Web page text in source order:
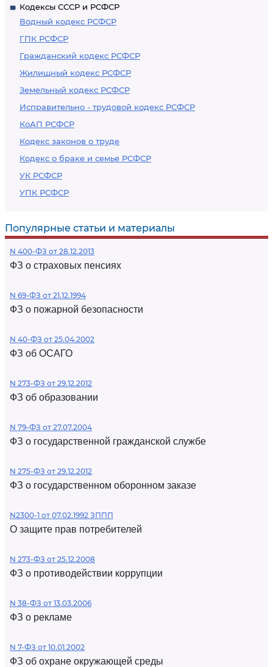
Кодексы СССР и РСФСР
Водный кодекс РСФСР
ГПК РСФСР
Гражданский кодекс РСФСР
Жилищный кодекс РСФСР
Земельный кодекс РСФСР
Исправительно - трудовой кодекс РСФСР
КоАП РСФСР
Кодекс законов о труде
Кодекс о браке и семье РСФСР
УК РСФСР
УПК РСФСР
Популярные статьи и материалы
N 400-ФЗ от 28.12.2013
ФЗ о страховых пенсиях
N 69-ФЗ от 21.12.1994
ФЗ о пожарной безопасности
N 40-ФЗ от 25.04.2002
ФЗ об ОСАГО
N 273-ФЗ от 29.12.2012
ФЗ об образовании
N 79-ФЗ от 27.07.2004
ФЗ о государственной гражданской службе
N 275-ФЗ от 29.12.2012
ФЗ о государственном оборонном заказе
N2300-1 от 07.02.1992 ЗППП
О защите прав потребителей
N 273-ФЗ от 25.12.2008
ФЗ о противодействии коррупции
N 38-ФЗ от 13.03.2006
ФЗ о рекламе
N 7-ФЗ от 10.01.2002
ФЗ об охране окружающей среды